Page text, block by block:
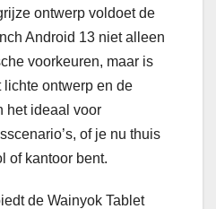
ontwerp voldoet de
Android 13 niet alleen
voorkeuren, maar is
lichte ontwerp en de
het ideaal voor
of je nu thuis
of kantoor bent.
de Wainyok Tablet